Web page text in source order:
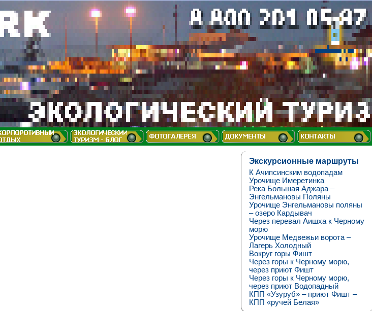
Экскурсионные маршруты
К Ачипсинским водопадам
Урочище Имеретинка
Река Большая Аджара –
Энгельмановы Поляны
Урочище Энгельмановы поляны
– озеро Кардывач
Через перевал Аишха к Черному
морю
Урочище Медвежьи ворота –
Лагерь Холодный
Вокруг горы Фишт
Через горы к Черному морю,
через приют Фишт
Через горы к Черному морю,
через приют Водопадный
КПП «Узуруб» – приют Фишт –
КПП «ручей Белая»